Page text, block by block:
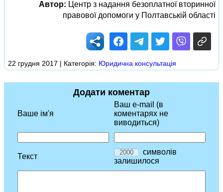
Автор: Центр з надання безоплатної вторинної
правової допомоги у Полтавській області
22 грудня 2017 | Категорія: Юридична консультація
Додати коментар
Ваше ім'я
Ваш e-mail (в
коментарях не
виводиться)
Текст
символів
залишилося